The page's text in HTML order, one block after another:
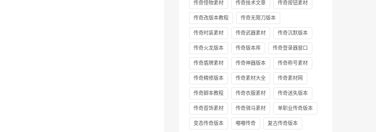
传奇怪物素材 传奇技术文章 传奇按钮素材
传奇改版本教程 传奇无限刀版本
传奇时装素材 传奇武器素材 传奇沉默版本
传奇火龙版本 传奇版本库 传奇登录器窗口
传奇盾牌素材 传奇神器版本 传奇称号素材
传奇精修版本 传奇素材大全 传奇素材网
传奇脚本教程 传奇衣服素材 传奇迷失版本
传奇首饰素材 传奇骑马素材 单职业传奇版本
变态传奇版本 嘟嘟传奇 复古传奇版本